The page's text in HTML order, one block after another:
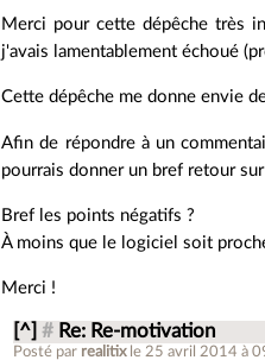
Merci pour cette dépêche très
j'avais lamentablement échoué
Cette dépêche me donne envie
Afin de répondre à un
pourrais donner un bref retour
Bref les points négatifs ?
À moins que le logiciel soit
Merci !
[^] # Re: Re-motivation
Posté par realitix le 25 avril 2014 à